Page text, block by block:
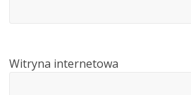
Witryna internetowa